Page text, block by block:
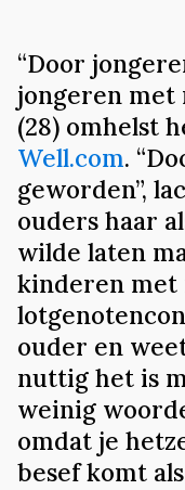
“Door
jongeren met
(28) omhelst
Well.com.
geworden”,
ouders haar
wilde laten
kinderen met
ouder en
nuttig het is
weinig
omdat je
besef komt